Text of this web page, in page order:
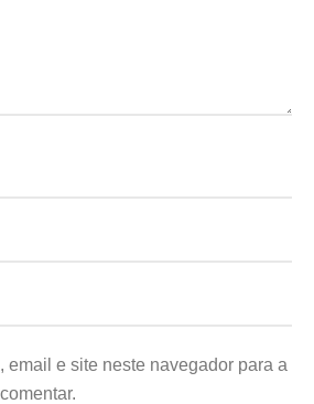
email e site neste navegador para a